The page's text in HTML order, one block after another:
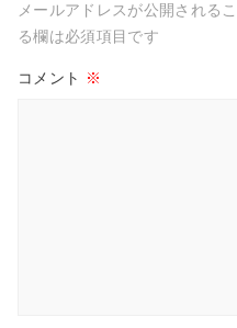
メールアドレスが公開される
る欄は必須項目です
コメント ※